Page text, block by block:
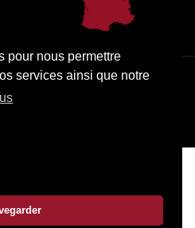
pour nous permettre
services ainsi que notre
LÉGALES ACCESSIBILITÉ